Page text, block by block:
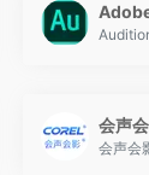
屏幕录像软件，比
宴的录音工具。它
推出的其他软件
奇调色）破解版
工具中将专业8K剪
会声
会声会